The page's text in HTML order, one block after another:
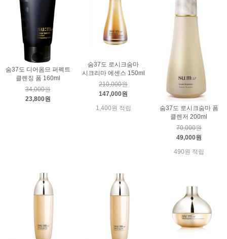
숨37도 디어옴므 퍼펙트
클렌징 폼 160ml
34,000원
23,800원
숨37도 로시크숨마
시크리마 에센스 150ml
210,000원
147,000원
1,400원 적립
숨37도 로시크숨마 폼
클렌저 200ml
70,000원
49,000원
490원 적립